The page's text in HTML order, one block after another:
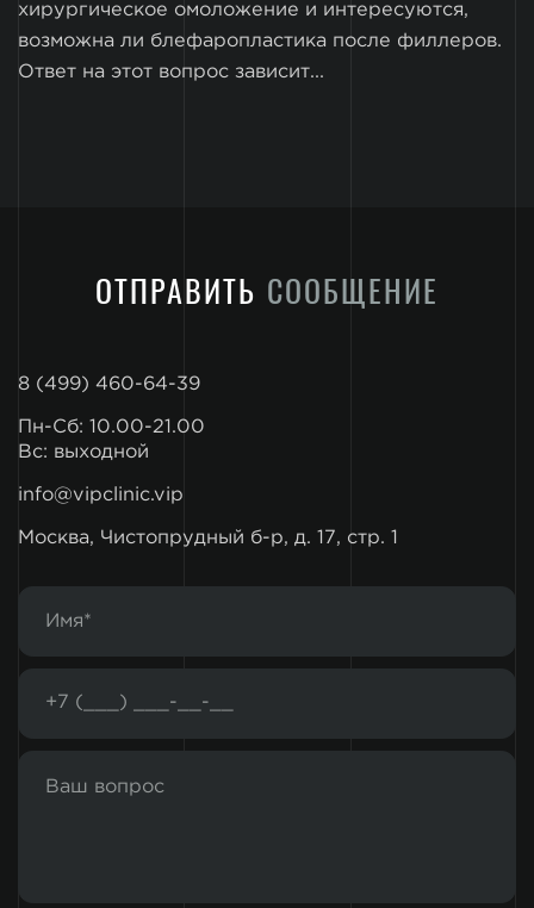
хирургическое омоложение и интересуются,
возможна ли блефаропластика после филлеров.
Ответ на этот вопрос зависит...
ОТПРАВИТЬ СООБЩЕНИЕ
8 (499) 460-64-39
Пн-Сб: 10.00-21.00
Вс: выходной
info@vipclinic.vip
Москва, Чистопрудный б-р, д. 17, стр. 1